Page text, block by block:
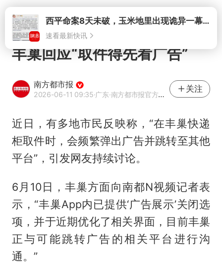
打开
丰巢回应“取件得先看广告”
南方都市报
2026-06-11 09:35·广东·南方都市报官方网易号
关注
近日，有多地市民反映称，“在丰巢快递
柜取件时，会频繁弹出广告并跳转至其他
平台”，引发网友持续讨论。
6月10日，丰巢方面向南都N视频记者表
示，“丰巢App内已提供‘广告展示’关闭选
项，并于近期优化了相关界面，目前丰巢
正与可能跳转广告的相关平台进行沟
通。”